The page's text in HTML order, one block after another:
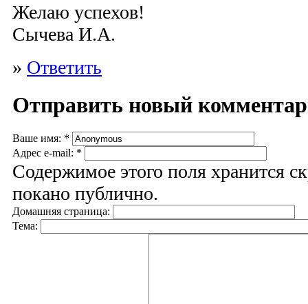
Желаю успехов!
Сычева И.А.
» Ответить
Отправить новый
Ваше имя: *
Адрес e-mail: *
Содержимое этого поля хранится
покано публично.
Домашняя страница:
Тема: